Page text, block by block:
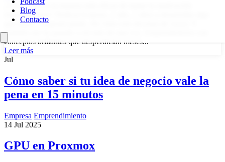
Blog
Contacto
¿Sabes cuál es la manera más eficaz de matar tu motivación
emprendedora? Dedicar 6 meses, 1 año, 2 años a desarrollar algo
que nadie comprará jamás. He visto esto decenas de veces. Y
también me ha pasado a mí más de una vez. Emprendedores con
conceptos brillantes que desperdician meses...
Leer más
Jul
Cómo saber si tu idea de negocio vale la
pena en 15 minutos
Empresa Emprendimiento
14 Jul 2025
GPU en Proxmox